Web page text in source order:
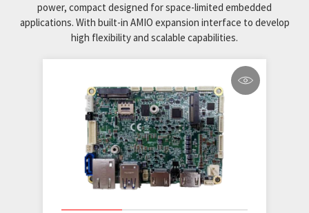
power, compact designed for space-limited embedded
applications. With built-in AMIO expansion interface to develop
high flexibility and scalable capabilities.